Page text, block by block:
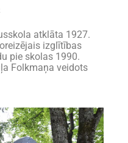
atklāta 1927.
izglītības
pie skolas 1990.
Folkmaņa veidots